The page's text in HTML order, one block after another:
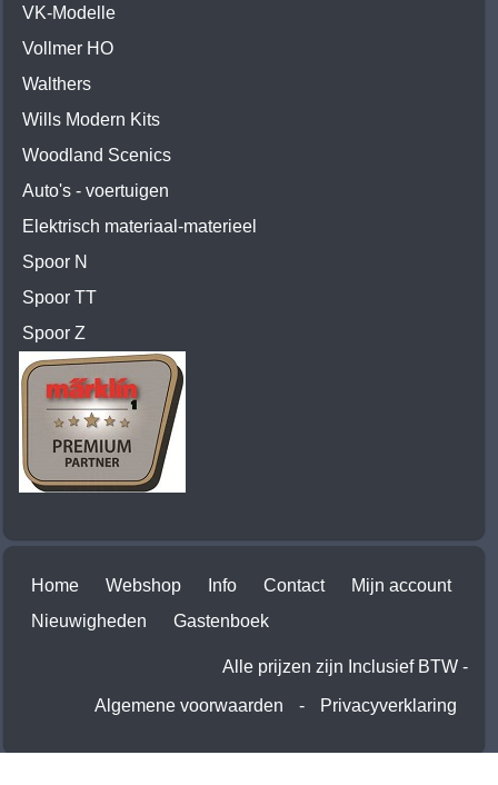
VK-Modelle
Vollmer HO
Walthers
Wills Modern Kits
Woodland Scenics
Auto's - voertuigen
Elektrisch materiaal-materieel
Spoor N
Spoor TT
Spoor Z
Home Webshop Info Contact
Mijn account
Nieuwigheden
Gastenboek
Alle prijzen zijn Inclusief BTW -
Algemene voorwaarden - Privacyverklaring